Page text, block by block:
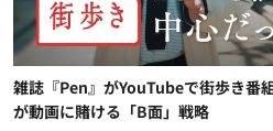
雑誌『Pen』がYouTubeで街歩き
が動画に賭ける「B面」戦略